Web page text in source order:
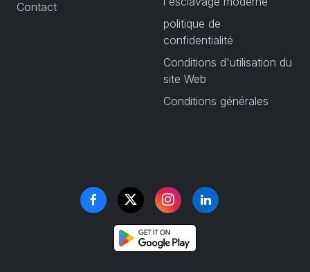
Contact
politique de
confidentialité
Conditions d'utilisation du
site Web
Conditions générales